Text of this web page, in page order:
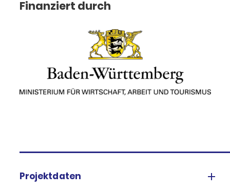
Finanziert durch
Projektdaten